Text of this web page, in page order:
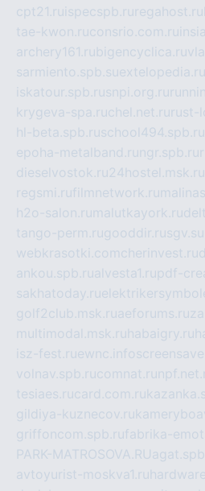
cpt21.ru ispecspb.ru regahost.ru
tae-kwon.ruconsrio.com.ru
archery161.rubigencyclica.ru
sarmiento.spb.suextelopedia.ru
iskatour.spb.rusnpi.org.ru
krygeva-spa.ruchel.net.ru
hl-beta.spb.ruschool494.spb.ru
epoha-metalband.ru ngr.spb.ru
dieselvostok.ru24hostel.msk.ru
regsmi.rufilmnetwork.ru
h2o-salon.ru malutkayork.ru
tango-perm.rugooddir.rusgv.su
webkrasotki.comcherinvest.ru
ankou.spb.rualvesta1.rupdf-
sakhatoday.ru
golf2club.msk.ruaeforums.ru
multimodal.msk.ru habaigry.ru
isz-fest.ruewnc.info
volnav.spb.rucomnat.ru
tesiaes.rucard.com.ru
gildiya-kuznecov.ru
griffoncom.spb.rufabrika-
PARK-MATROSOVA.RU
avtoyurist-moskva1.ru